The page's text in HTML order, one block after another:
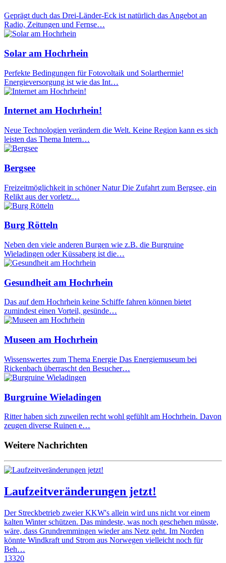
Geprägt duch das Drei-Länder-Eck ist natürlich das Angebot an
Radio, Zeitungen und Fernse…
Solar am Hochrhein
Perfekte Bedingungen für Fotovoltaik und Solarthermie!
Energieversorgung ist wie das Int…
Internet am Hochrhein!
Neue Technologien verändern die Welt. Keine Region kann es sich
leisten das Thema Intern…
Bergsee
Freizeitmöglichkeit in schöner Natur Die Zufahrt zum Bergsee, ein
Relikt aus der vorletz…
Burg Rötteln
Neben den viele anderen Burgen wie z.B. die Burgruine
Wieladingen oder Küssaberg ist die…
Gesundheit am Hochrhein
Das auf dem Hochrhein keine Schiffe fahren können bietet
zumindest einen Vorteil, gesünde…
Museen am Hochrhein
Wissenswertes zum Thema Energie Das Energiemuseum bei
Rickenbach überrascht den Besucher…
Burgruine Wieladingen
Ritter haben sich zuweilen recht wohl gefühlt am Hochrhein. Davon
zeugen diverse Ruinen e…
Weitere Nachrichten
Laufzeitveränderungen jetzt!
Der Streckbetrieb zweier KKW's allein wird uns nicht vor einem
kalten Winter schützen. Das mindeste, was noch geschehen müsste,
wäre, dass Grundremmingen wieder ans Netz geht. Im Norden
könnte Windkraft und Strom aus Norwegen vielleicht noch für
Beh…
13320